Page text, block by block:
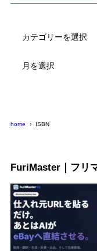
home ISBN
FuriMaster｜フリ